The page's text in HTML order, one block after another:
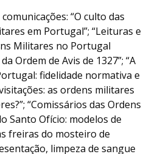
“O culto das
em Portugal”; “Leituras e
Militares no Portugal
Ordem de Avis de 1327”; “A
fidelidade normativa e
as ordens militares
“Comissários das Ordens
Santo Ofício: modelos de
freiras do mosteiro de
limpeza de sangue